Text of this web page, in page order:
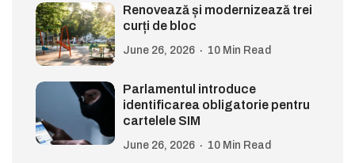
Renovează și modernizează trei
curți de bloc
June 26, 2026 10 Min Read
Parlamentul introduce
identificarea obligatorie pentru
cartelele SIM
June 26, 2026 10 Min Read